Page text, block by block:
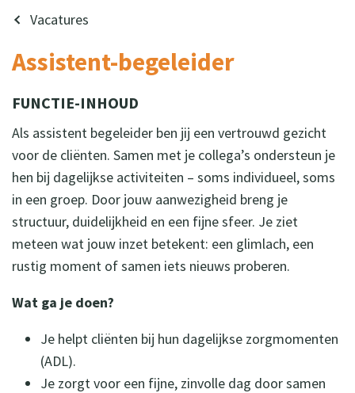
Vacatures
Assistent-begeleider
FUNCTIE-INHOUD
Als assistent begeleider ben jij een vertrouwd gezicht
voor de cliënten. Samen met je collega’s ondersteun je
hen bij dagelijkse activiteiten – soms individueel, soms
in een groep. Door jouw aanwezigheid breng je
structuur, duidelijkheid en een fijne sfeer. Je ziet
meteen wat jouw inzet betekent: een glimlach, een
rustig moment of samen iets nieuws proberen.
Wat ga je doen?
Je helpt cliënten bij hun dagelijkse zorgmomenten
(ADL).
Je zorgt voor een fijne, zinvolle dag door samen